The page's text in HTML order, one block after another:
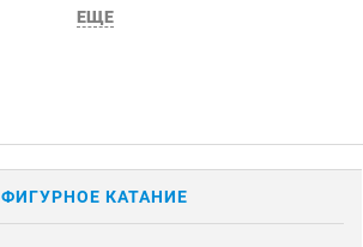
ЕЩЕ
ФИГУРНОЕ КАТАНИЕ